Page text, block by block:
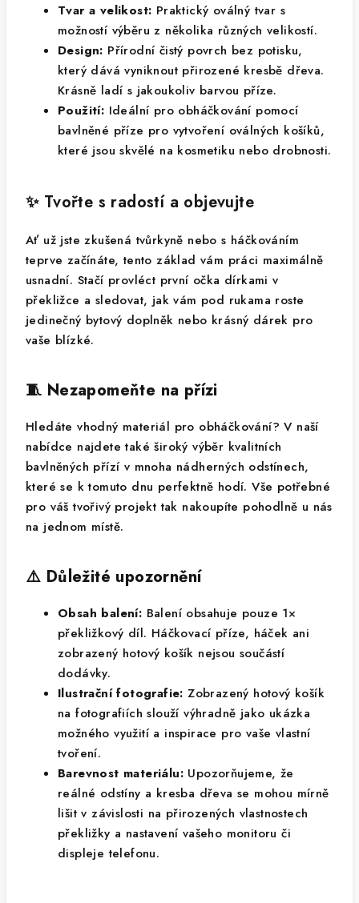
Tvar a velikost: Praktický oválný tvar s
možností výběru z několika různých velikostí.
Design: Přírodní čistý povrch bez potisku,
který dává vyniknout přirozené kresbě dřeva.
Krásně ladí s jakoukoliv barvou příze.
Použití: Ideální pro obháčkování pomocí
bavlněné příze pro vytvoření oválných košíků,
které jsou skvělé na kosmetiku nebo drobnosti.
✨ Tvořte s radostí a objevujte
Ať už jste zkušená tvůrkyně nebo s háčkováním
teprve začínáte, tento základ vám práci maximálně
usnadní. Stačí provléct první očka dírkami v
překližce a sledovat, jak vám pod rukama roste
jedinečný bytový doplněk nebo krásný dárek pro
vaše blízké.
🧵 Nezapomeňte na přízi
Hledáte vhodný materiál pro obháčkování? V naší
nabídce najdete také široký výběr kvalitních
bavlněných přízí v mnoha nádherných odstínech,
které se k tomuto dnu perfektně hodí. Vše potřebné
pro váš tvořivý projekt tak nakoupíte pohodlně u nás
na jednom místě.
⚠️ Důležité upozornění
Obsah balení: Balení obsahuje pouze 1×
překližkový díl. Háčkovací příze, háček ani
zobrazený hotový košík nejsou součástí
dodávky.
Ilustrační fotografie: Zobrazený hotový košík
na fotografiích slouží výhradně jako ukázka
možného využití a inspirace pro vaše vlastní
tvoření.
Barevnost materiálu: Upozorňujeme, že
reálné odstíny a kresba dřeva se mohou mírně
lišit v závislosti na přirozených vlastnostech
překližky a nastavení vašeho monitoru či
displeje telefonu.